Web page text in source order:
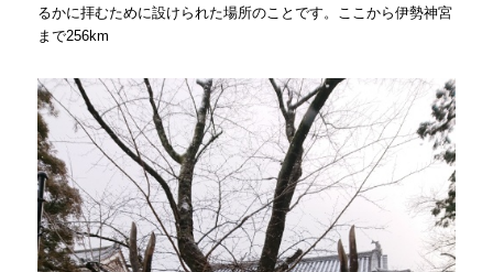
るかに拝むために設けられた場所のことです。ここから伊勢神宮
まで256km